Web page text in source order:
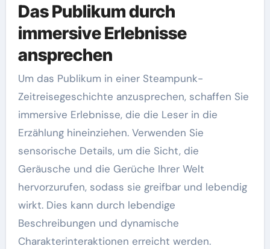
Das Publikum durch
immersive Erlebnisse
ansprechen
Um das Publikum in einer Steampunk-
Zeitreisegeschichte anzusprechen, schaffen Sie
immersive Erlebnisse, die die Leser in die
Erzählung hineinziehen. Verwenden Sie
sensorische Details, um die Sicht, die
Geräusche und die Gerüche Ihrer Welt
hervorzurufen, sodass sie greifbar und lebendig
wirkt. Dies kann durch lebendige
Beschreibungen und dynamische
Charakterinteraktionen erreicht werden.